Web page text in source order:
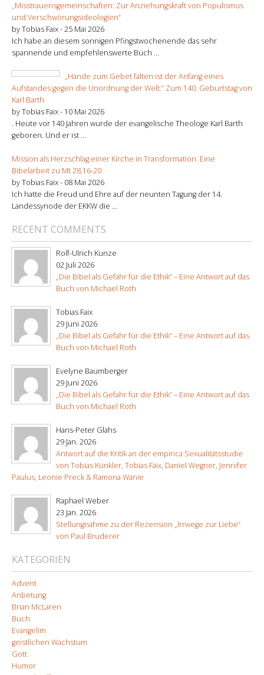
„Misstrauensgemeinschaften: Zur Anziehungskraft von Populismus
und Verschwörungsideologien“
by Tobias Faix -25 Mai 2026
Ich habe an diesem sonnigen Pfingstwochenende das sehr
spannende und empfehlenswerte Buch ...
„Hände zum Gebet falten ist der Anfang eines
Aufstandes gegen die Unordnung der Welt.“ Zum 140. Geburtstag von
Karl Barth
by Tobias Faix - 10 Mai 2026
. Heute vor 140 Jahren wurde der evangelische Theologe Karl Barth
geboren. Und er ist ...
Mission als Herzschlag einer Kirche in Transformation. Eine
Bibelarbeit zu Mt 28,16-20
by Tobias Faix - 08 Mai 2026
Ich hatte die Freud und Ehre auf der neunten Tagung der 14.
Landessynode der EKKW die ...
RECENT COMMENTS
Rolf-Ulrich Kunze
02 Juli 2026
„Die Bibel als Gefahr für die Ethik“ – Eine Antwort auf das
Buch von Michael Roth
Tobias Faix
29 Juni 2026
„Die Bibel als Gefahr für die Ethik“ – Eine Antwort auf das
Buch von Michael Roth
Evelyne Baumberger
29 Juni 2026
„Die Bibel als Gefahr für die Ethik“ – Eine Antwort auf das
Buch von Michael Roth
Hans-Peter Glahs
29 Jan. 2026
Antwort auf die Kritik an der empirica Sexualitätsstudie
von Tobias Künkler, Tobias Faix, Daniel Wegner, Jennifer
Paulus, Leonie Preck & Ramona Wanie
Raphael Weber
23 Jan. 2026
Stellungnahme zu der Rezension „Irrwege zur Liebe“
von Paul Bruderer
KATEGORIEN
Advent
Anbetung
Brian McLaren
Buch
Evangelim
geistlichen Wachstum
Gott
Humor